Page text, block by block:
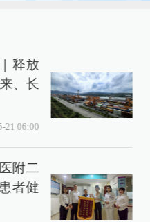
释放
、长
21 06:00
附二
者健